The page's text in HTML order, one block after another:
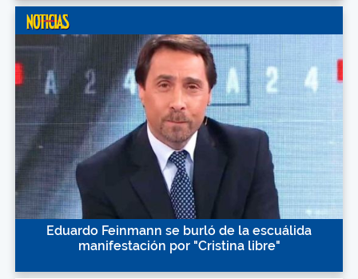
Eduardo Feinmann se burló de la escuálida
manifestación por "Cristina libre"